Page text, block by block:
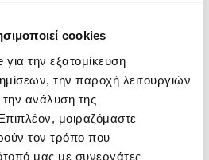
cookies
την εξατομίκευση
την παροχή λειτουργιών
ανάλυση της
μοιραζόμαστε
τον τρόπο που
μας με συνεργάτες
Εμπλουτισμένο χωρίς
Σιλάνη είναι ένα
που